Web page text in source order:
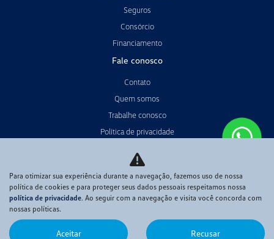
Seguros
Consórcio
Financiamento
Fale conosco
Contato
Quem somos
Trabalhe conosco
Política de privacidade
Meio Ambiente
Desacelere. Seu bem maior é a vida.
Para otimizar sua experiência durante a navegação, fazemos uso de nossa
política de cookies e para proteger seus dados pessoais respeitamos nossa
política de privacidade. Ao seguir com a navegação e visita você concorda com
nossas políticas.
Aceitar Recusar